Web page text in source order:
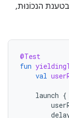
הנכוֹנוּת,
@Test
fun
val
launch {